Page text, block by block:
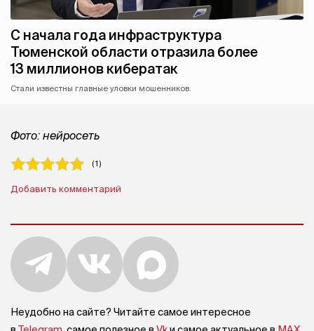
С начала года инфраструктура
Тюменской области отразила более
13 миллионов кибератак
Стали известны главные уловки мошенников.
Фото: нейросеть
( 1 )
Добавить комментарий
Неудобно на сайте? Читайте самое интересное